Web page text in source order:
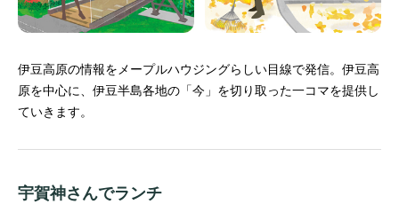
伊豆高原の情報をメープルハウジングらしい目線で発信。 伊豆高
原を中心に、伊豆半島各地の「今」を切り取った一コマを提供し
ていきます。
宇賀神さんでランチ